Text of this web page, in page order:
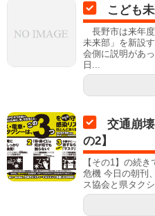
こども
長野市は来年度
未来部」を新設
会側に説明があ
日...
交通崩
の2】
【その1】の続
危機 今日の朝刊
ス協会と県タク